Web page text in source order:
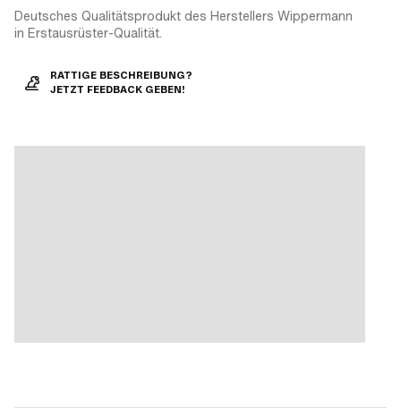
Deutsches Qualitätsprodukt des Herstellers Wippermann
in Erstausrüster-Qualität.
RATTIGE BESCHREIBUNG?
JETZT FEEDBACK GEBEN!